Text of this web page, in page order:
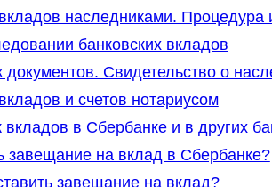
наследниками. Процедура
банковских вкладов
Свидетельство о
и счетов нотариусом
в Сбербанке и в других
на вклад в Сбербанке?
завещание на вклад?